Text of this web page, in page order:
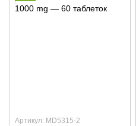
Артикул: MD5315-2